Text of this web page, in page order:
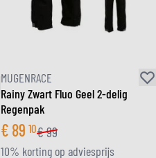
MUGENRACE
Rainy Zwart Fluo Geel 2-delig
Regenpak
€ 89 10€99
10% korting op adviesprijs